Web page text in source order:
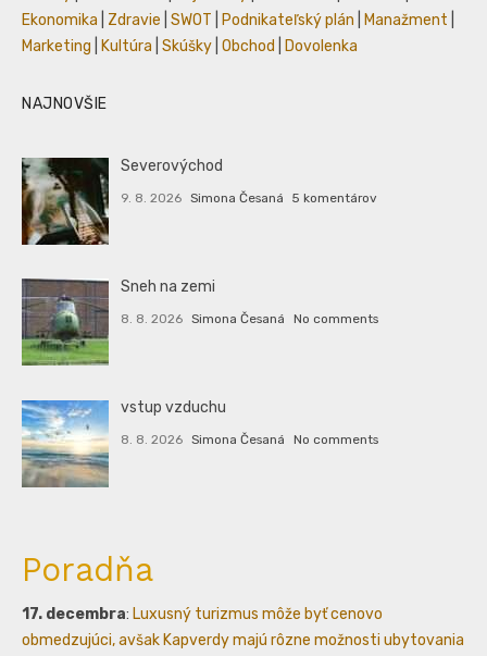
Ekonomika
Zdravie SWOT Podnikateľský plán Manažment
Marketing
Kultúra Skúšky Obchod Dovolenka
NAJNOVŠIE
Severovýchod
9. 8. 2026 Simona Česaná 5 komentárov
Sneh na zemi
8. 8. 2026 Simona Česaná No comments
vstup vzduchu
8. 8. 2026 Simona Česaná No comments
Poradňa
17. decembra: Luxusný turizmus môže byť cenovo
obmedzujúci, avšak Kapverdy majú rôzne možnosti ubytovania